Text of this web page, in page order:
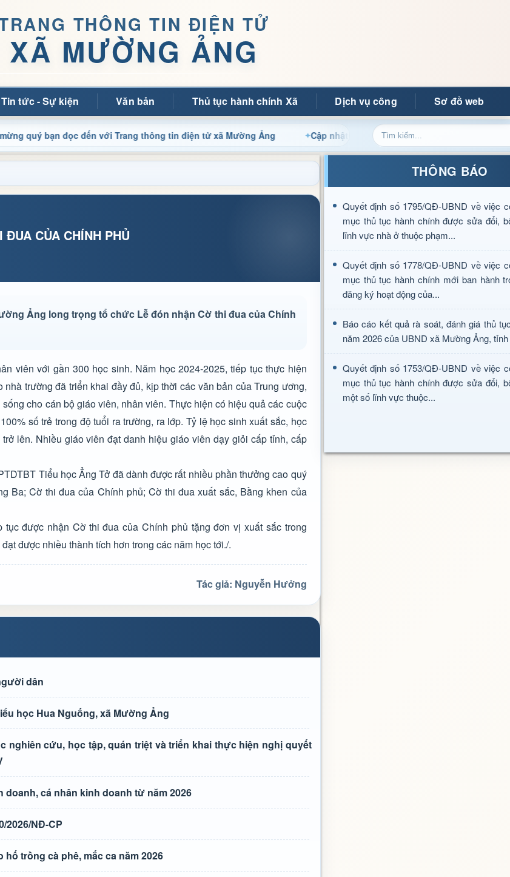
THÔNG TIN ĐIỆN TỬ
XÃ MƯỜNG ẢNG
Tin tức - Sự kiện Văn bản Thủ tục hành chính Xã Dịch vụ công Sơ đồ web
bạn đọc đến với Trang thông tin điện tử xã Mường Ảng Cập nhật thông tin điều hành, thủ tục hành chính và
CỦA CHÍNH PHỦ
Ảng long trọng tổ chức Lễ đón nhận Cờ thi đua của Chính
viên với gần 300 học sinh. Năm học 2024-2025, tiếp tục thực hiện
trường đã triển khai đầy đủ, kịp thời các văn bản của Trung ương,
cho cán bộ giáo viên, nhân viên. Thực hiện có hiệu quả các cuộc
số trẻ trong độ tuổi ra trường, ra lớp. Tỷ lệ học sinh xuất sắc, học
lên. Nhiều giáo viên đạt danh hiệu giáo viên dạy giỏi cấp tỉnh, cấp
Tiểu học Ẳng Tở đã dành được rất nhiều phần thưởng cao quý
Ba; Cờ thi đua của Chính phủ; Cờ thi đua xuất sắc, Bằng khen của
được nhận Cờ thi đua của Chính phủ tặng đơn vị xuất sắc trong
được nhiều thành tích hơn trong các năm học tới./.
Tác giả: Nguyễn Hưởng
dân
học Hua Nguống, xã Mường Ảng
nghiên cứu, học tập, quán triệt và triển khai thực hiện nghị quyết
cá nhân kinh doanh từ năm 2026
2026/NĐ-CP
trồng cà phê, mắc ca năm 2026
THÔNG BÁO
Quyết định số 1795/QĐ-UBND về việc
mục thủ tục hành chính được sửa đổi,
lĩnh vực nhà ở thuộc phạm...
Quyết định số 1778/QĐ-UBND về việc
mục thủ tục hành chính mới ban hành
đăng ký hoạt động của...
Báo cáo kết quả rà soát, đánh giá thủ
năm 2026 của UBND xã Mường Ảng,
Quyết định số 1753/QĐ-UBND về việc
mục thủ tục hành chính được sửa đổi,
một số lĩnh vực thuộc...